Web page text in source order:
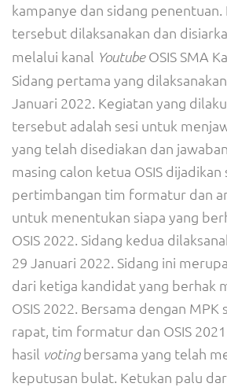
kampanye dan sidang penentuan.
tersebut dilaksanakan dan
melalui kanal YoutubeOSIS SMA
Sidang pertama yang
Januari 2022. Kegiatan yang
tersebut adalah sesi untuk
yang telah disediakan dan
masing calon ketua OSIS dijadikan
pertimbangan tim formatur dan
untuk menentukan siapa yang
OSIS 2022. Sidang kedua
29 Januari 2022. Sidang ini
dari ketiga kandidat yang berhak
OSIS 2022. Bersama dengan
rapat, tim formatur dan OSIS
hasil votingbersama yang telah
keputusan bulat. Ketukan palu